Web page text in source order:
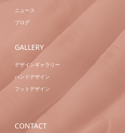
ニュース
ブログ
GALLERY
デザインギャラリー
ハンドデザイン
フットデザイン
CONTACT